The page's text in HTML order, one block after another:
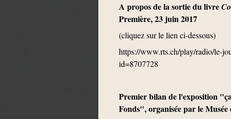
A propos de la sortie du livre
Première, 23 juin 2017
(cliquez sur le lien ci-dessous)
https://www.rts.ch/play/radio/le-
id=8707728
Premier bilan de l'exposition
Fonds", organisée par le